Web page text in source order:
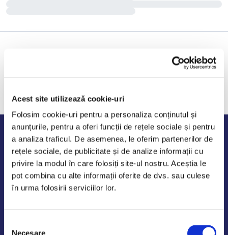
Acest site utilizează cookie-uri
Folosim cookie-uri pentru a personaliza conținutul și
anunțurile, pentru a oferi funcții de rețele sociale și pentru
a analiza traficul. De asemenea, le oferim partenerilor de
rețele sociale, de publicitate și de analize informații cu
privire la modul în care folosiți site-ul nostru. Aceștia le
pot combina cu alte informații oferite de dvs. sau culese
în urma folosirii serviciilor lor.
Necesare
Program de lucru
Luni - Vineri: 09:00-18:00
Sambata - Duminica: 10:00-14:00